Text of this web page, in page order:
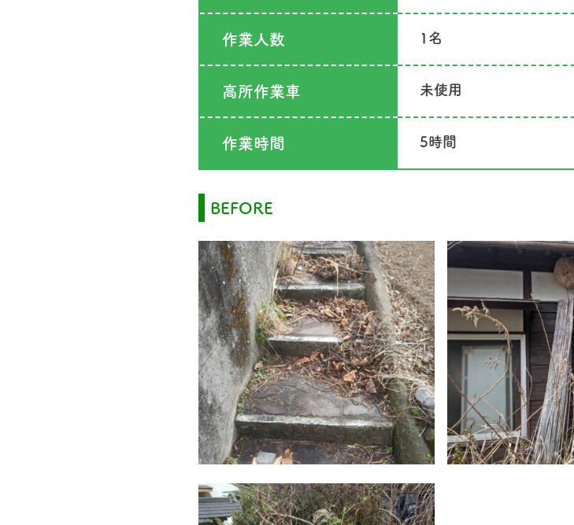
草刈り屋について
ご利用の流れ
作業人数 1名
高所作業車 未使用
作業時間 5時間
BEFORE